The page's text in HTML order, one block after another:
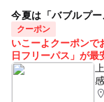
今夏は「バブルプ
クーポン
いこーよクーポンで
日フリーパス」が最